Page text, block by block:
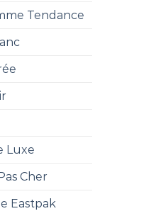
Tendance
Luxe
Cher
Eastpak